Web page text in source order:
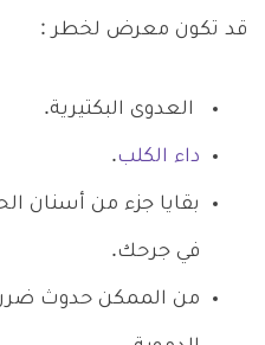
قد تكون معرض لخطر :
العدوى البكتيرية.
داء الكلب.
بقايا جزء من أسنان
في جرحك.
من الممكن حدوث ضرر